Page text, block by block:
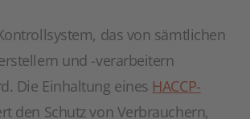
das von sämtlichen
und -verarbeitern
Die Einhaltung eines HACCP-
den Schutz von Verbrauchern,